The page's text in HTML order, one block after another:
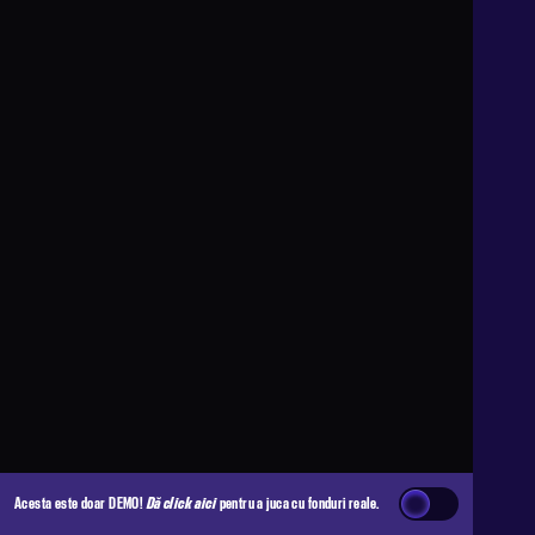
Acesta este doar DEMO!Dă click aicipentru a juca cu fonduri reale.